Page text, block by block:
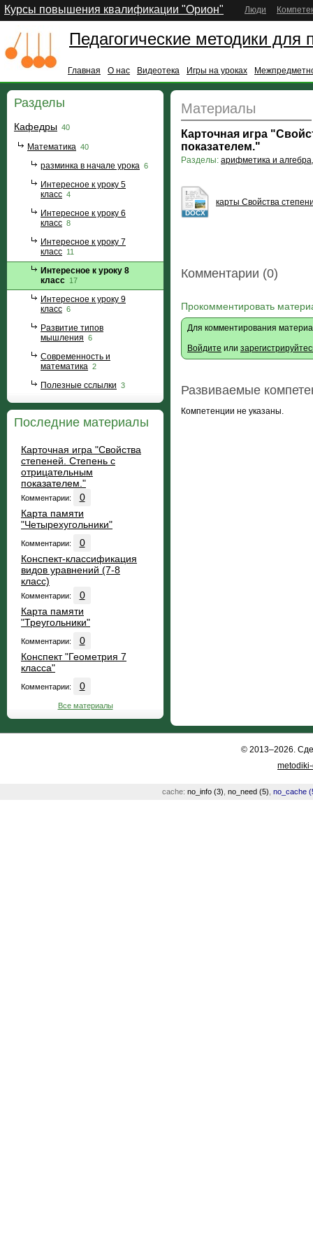
Курсы повышения квалификации "Орион" Люди
Педагогические методики для
Главная О нас Видеотека Игры на уроках
Разделы
Кафедры 40
Математика 40
разминка в начале урока 6
Интересное к уроку 5
класс 4
Интересное к уроку 6
класс 8
Интересное к уроку 7
класс 11
Интересное к уроку 8
класс 17
Интересное к уроку 9
класс 6
Развитие типов
мышления 6
Современность и
математика 2
Полезные сслылки 3
Последние материалы
Карточная игра "Свойства
степеней. Степень с
отрицательным
показателем."
Комментарии:
0
Карта памяти
"Четырехугольники"
Комментарии:
0
Конспект-классификация
видов уравнений (7-8
класс)
Комментарии:
0
Карта памяти
"Треугольники"
Комментарии:
0
Конспект "Геометрия 7
класса"
Комментарии: 0
Все материалы
Материалы
Карточная игра
показателем."
Разделы: арифметика и алгебра
DOCX
карты Свойства
Комментарии (0)
Прокомментировать
Для комментирования
Войдите или
Развиваемые
Компетенции не указаны.
© 2013–2026.
cache: no_info (3) no_need (5) no_cache